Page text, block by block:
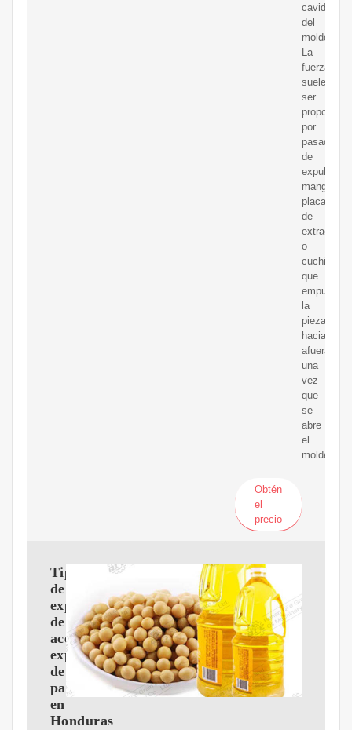
cavidad
del
molde.
La
fuerza
suele
ser
por
pasadores
de
expulsión,
manguitos,
placas
de
extracción
o
cuchillas,
que
empujan
la
pieza
hacia
afuera
una
vez
que
se
abre
el
molde.
Obtén
el
precio
Tipos
de
expulsores
de
aceite
expulsores
de
palmiste
en
Honduras